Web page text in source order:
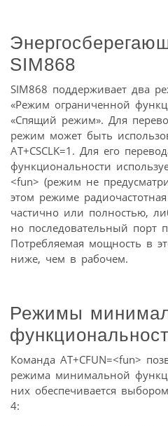
SIM868
SIM868 поддерживает два
«Режим ограниченной
«Спящий режим». Для
режим может быть
AT+CSCLK=1. Для его
функциональности
<fun> (режим не
этом режиме
частично или полностью,
но последовательный порт
Потребляемая мощность в
ниже, чем в рабочем.
Режимы
Команда AT+CFUN=<fun>
режима минимальной
них обеспечивается
4: